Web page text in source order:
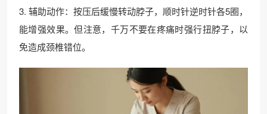
3. 辅助动作：按压后缓慢转动脖子，顺时针逆时针各5圈，
能增强效果。但注意，千万不要在疼痛时强行扭脖子，以
免造成颈椎错位。